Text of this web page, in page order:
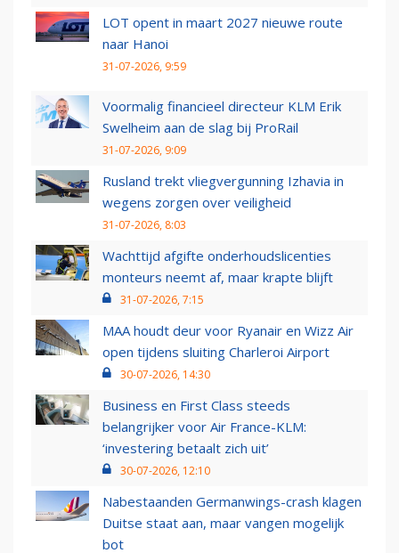
LOT opent in maart 2027 nieuwe route
naar Hanoi
31-07-2026, 9:59
Voormalig financieel directeur KLM Erik
Swelheim aan de slag bij ProRail
31-07-2026, 9:09
Rusland trekt vliegvergunning Izhavia in
wegens zorgen over veiligheid
31-07-2026, 8:03
Wachttijd afgifte onderhoudslicenties
monteurs neemt af, maar krapte blijft
31-07-2026, 7:15
MAA houdt deur voor Ryanair en Wizz Air
open tijdens sluiting Charleroi Airport
30-07-2026, 14:30
Business en First Class steeds
belangrijker voor Air France-KLM:
‘investering betaalt zich uit’
30-07-2026, 12:10
Nabestaanden Germanwings-crash klagen
Duitse staat aan, maar vangen mogelijk
bot